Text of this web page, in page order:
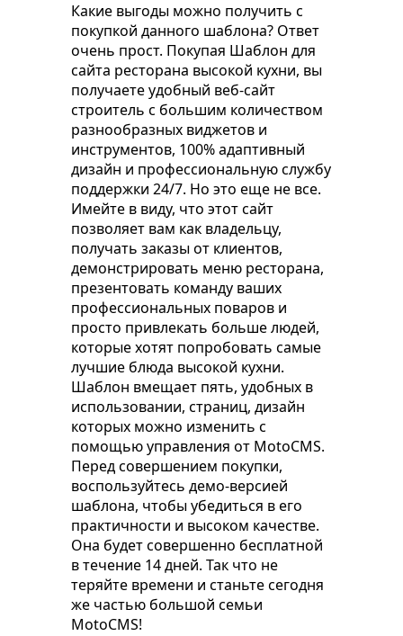
Какие выгоды можно получить с
покупкой данного шаблона? Ответ
очень прост. Покупая Шаблон для
сайта ресторана высокой кухни, вы
получаете удобный веб-сайт
строитель с большим количеством
разнообразных виджетов и
инструментов, 100% адаптивный
дизайн и профессиональную службу
поддержки 24/7. Но это еще не все.
Имейте в виду, что этот сайт
позволяет вам как владельцу,
получать заказы от клиентов,
демонстрировать меню ресторана,
презентовать команду ваших
профессиональных поваров и
просто привлекать больше людей,
которые хотят попробовать самые
лучшие блюда высокой кухни.
Шаблон вмещает пять, удобных в
использовании, страниц, дизайн
которых можно изменить с
помощью управления от MotoCMS.
Перед совершением покупки,
воспользуйтесь демо-версией
шаблона, чтобы убедиться в его
практичности и высоком качестве.
Она будет совершенно бесплатной
в течение 14 дней. Так что не
теряйте времени и станьте сегодня
же частью большой семьи
MotoCMS!